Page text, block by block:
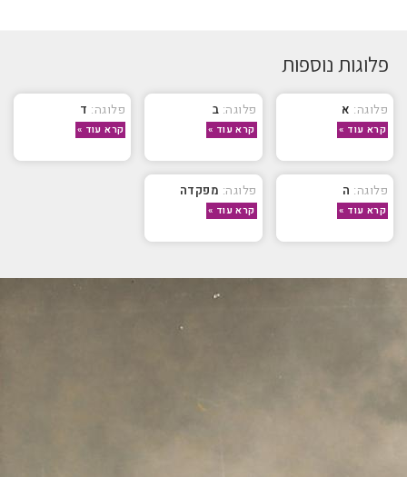
פלוגות נוספות
א
קרא עוד »
ב
קרא עוד »
ד
קרא עוד »
ה
קרא עוד »
מפקדה
קרא עוד »